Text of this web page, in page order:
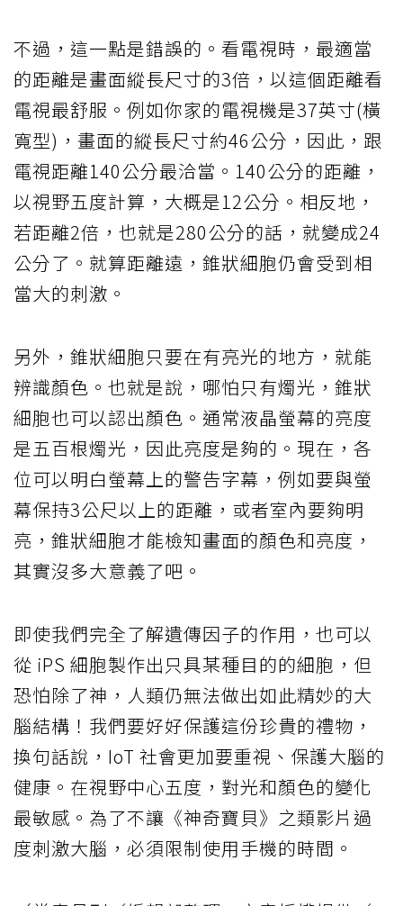
不過，這一點是錯誤的。看電視時，最適當
的距離是畫面縱長尺寸的3倍，以這個距離看
電視最舒服。例如你家的電視機是37英寸(橫
寬型)，畫面的縱長尺寸約46公分，因此，跟
電視距離140公分最洽當。140公分的距離，
以視野五度計算，大概是12公分。相反地，
若距離2倍，也就是280公分的話，就變成24
公分了。就算距離遠，錐狀細胞仍會受到相
當大的刺激。
另外，錐狀細胞只要在有亮光的地方，就能
辨識顏色。也就是說，哪怕只有燭光，錐狀
細胞也可以認出顏色。通常液晶螢幕的亮度
是五百根燭光，因此亮度是夠的。現在，各
位可以明白螢幕上的警告字幕，例如要與螢
幕保持3公尺以上的距離，或者室內要夠明
亮，錐狀細胞才能檢知畫面的顏色和亮度，
其實沒多大意義了吧。
即使我們完全了解遺傳因子的作用，也可以
從 iPS 細胞製作出只具某種目的的細胞，但
恐怕除了神，人類仍無法做出如此精妙的大
腦結構！我們要好好保護這份珍貴的禮物，
換句話說，IoT 社會更加要重視、保護大腦的
健康。在視野中心五度，對光和顏色的變化
最敏感。為了不讓《神奇寶貝》之類影片過
度刺激大腦，必須限制使用手機的時間。